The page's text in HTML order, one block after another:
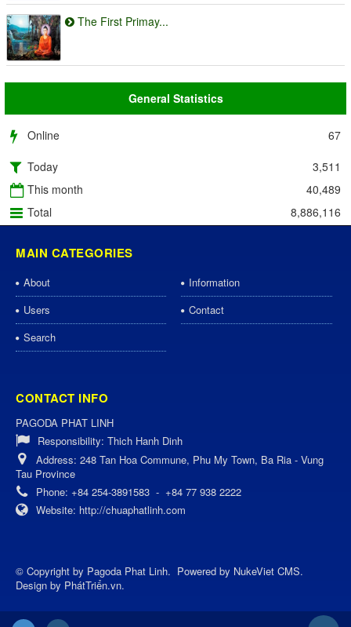
The First Primay...
General Statistics
Online
67
Today
3,511
This month
40,489
Total
8,886,116
MAIN CATEGORIES
About
Information
Users
Contact
Search
CONTACT INFO
PAGODA PHAT LINH
Responsibility: Thich Hanh Dinh
Address: 248 Tan Hoa Commune, Phu My Town, Ba Ria - Vung
Tau Province
Phone: +84 254-3891583 - +84 77 938 2222
Website: http://chuaphatlinh.com
© Copyright by Pagoda Phat Linh. Powered by NukeViet CMS.
Design by PhátTriển.vn.